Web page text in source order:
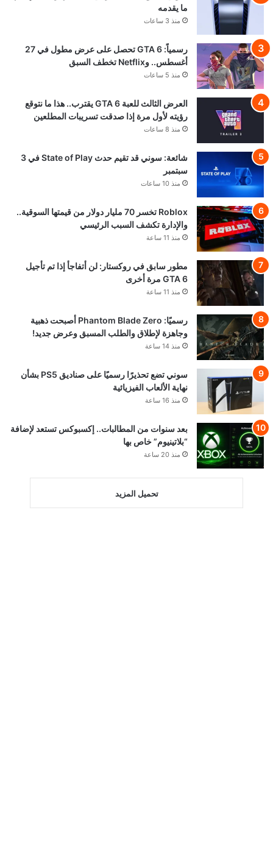
ما يقدمه
منذ 3 ساعات
رسمياً: GTA 6 تحصل على عرض مطول في 27
أغسطس.. وNetflix تخطف السبق
منذ 5 ساعات
العرض الثالث للعبة GTA 6 يقترب.. هذا ما نتوقع
رؤيته لأول مرة إذا صدقت تسريبات المطلعين
منذ 8 ساعات
شائعة: سوني قد تقيم حدث State of Play في 3
سبتمبر
منذ 10 ساعات
Roblox تخسر 70 مليار دولار من قيمتها السوقية..
والإدارة تكشف السبب الرئيسي
منذ 11 ساعة
مطور سابق في روكستار: لن أتفاجأ إذا تم تأجيل
GTA 6 مرة أخرى
منذ 11 ساعة
رسميًا: Phantom Blade Zero أصبحت ذهبية
وجاهزة لإطلاق والطلب المسبق وعرض جديد!
منذ 14 ساعة
سوني تضع تحذيرًا رسميًا على صناديق PS5 بشأن
نهاية الألعاب الفيزيائية
منذ 16 ساعة
بعد سنوات من المطالبات.. إكسبوكس تستعد لإضافة
“بلاتينيوم” خاص بها
منذ 20 ساعة
تحميل المزيد